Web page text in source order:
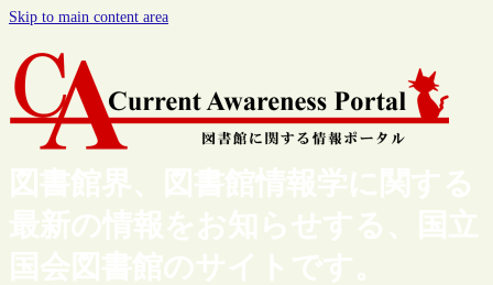
Skip to main content area
図書館界、図書館情報学に関する
最新の情報をお知らせする、国立
国会図書館のサイトです。